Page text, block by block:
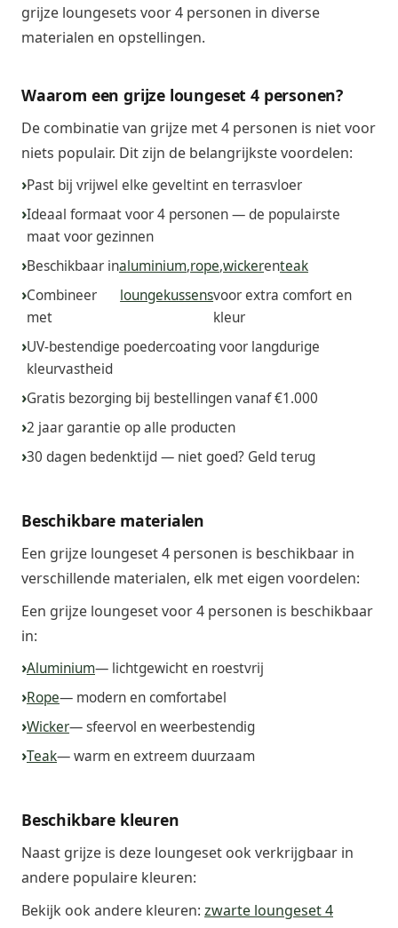
grijze loungesets voor 4 personen in diverse
materialen en opstellingen.
Waarom een grijze loungeset 4 personen?
De combinatie van grijze met 4 personen is niet voor
niets populair. Dit zijn de belangrijkste voordelen:
Past bij vrijwel elke geveltint en terrasvloer
Ideaal formaat voor 4 personen — de populairste
maat voor gezinnen
Beschikbaar inaluminium,rope,wickerenteak
Combineer
met
loungekussensvoor extra comfort en
kleur
UV-bestendige poedercoating voor langdurige
kleurvastheid
Gratis bezorging bij bestellingen vanaf €1.000
2 jaar garantie op alle producten
30 dagen bedenktijd — niet goed? Geld terug
Beschikbare materialen
Een grijze loungeset 4 personen is beschikbaar in
verschillende materialen, elk met eigen voordelen:
Een grijze loungeset voor 4 personen is beschikbaar
in:
Aluminium— lichtgewicht en roestvrij
Rope— modern en comfortabel
Wicker— sfeervol en weerbestendig
Teak— warm en extreem duurzaam
Beschikbare kleuren
Naast grijze is deze loungeset ook verkrijgbaar in
andere populaire kleuren:
Bekijk ook andere kleuren: zwarte loungeset 4